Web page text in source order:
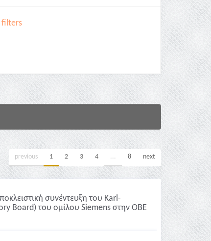
filters
previous 1 2 3 4 ... 8 next
συνέντευξη του Karl-
Board) του ομίλου Siemens στην ΟΒΕ